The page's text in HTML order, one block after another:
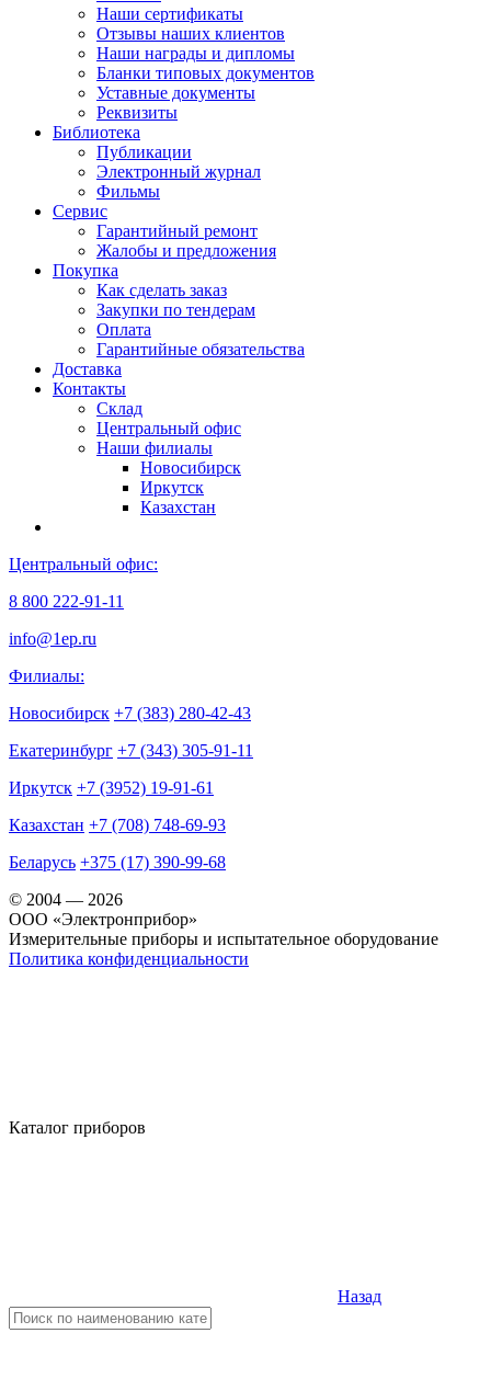
Наши сертификаты
Отзывы наших клиентов
Наши награды и дипломы
Бланки типовых документов
Уставные документы
Реквизиты
Библиотека
Публикации
Электронный журнал
Фильмы
Сервис
Гарантийный ремонт
Жалобы и предложения
Покупка
Как сделать заказ
Закупки по тендерам
Оплата
Гарантийные обязательства
Доставка
Контакты
Склад
Центральный офис
Наши филиалы
Новосибирск
Иркутск
Казахстан
Центральный офис:
8 800 222-91-11
info@1ep.ru
Филиалы:
Новосибирск +7 (383) 280-42-43
Екатеринбург +7 (343) 305-91-11
Иркутск +7 (3952) 19-91-61
Казахстан +7 (708) 748-69-93
Беларусь +375 (17) 390-99-68
© 2004 — 2026
OOO «Электронприбор»
Измерительные приборы и испытательное оборудование
Политика конфиденциальности
Каталог приборов
Назад